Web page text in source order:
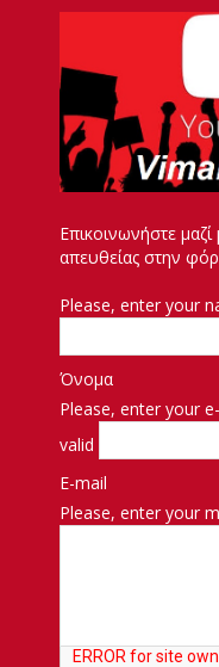
Επικοινωνήστε μαζί
απευθείας στην
Please, enter your
Όνομα
Please, enter your
valid
E-mail
Please, enter your